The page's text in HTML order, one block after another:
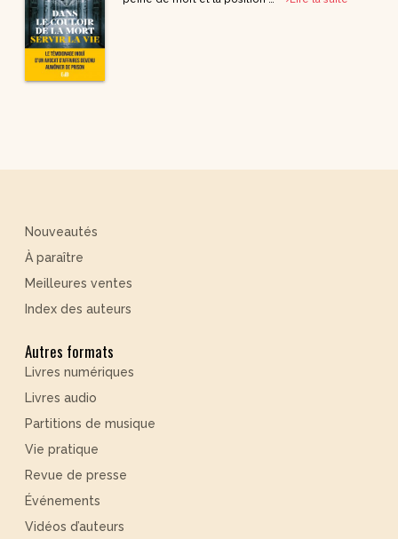
Nouveautés
À paraître
Meilleures ventes
Index des auteurs
Autres formats
Livres numériques
Livres audio
Partitions de musique
Vie pratique
Revue de presse
Événements
Vidéos d’auteurs